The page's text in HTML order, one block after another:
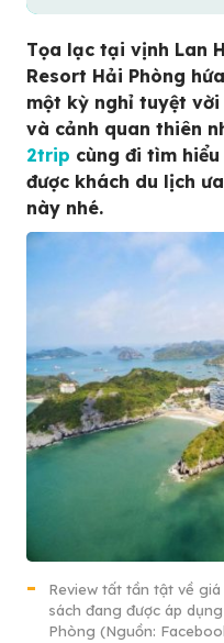
Tọa lạc tại vịnh Lan
Resort Hải Phòng
một kỳ nghỉ tuyệt
và cảnh quan thiên
2trip cùng đi tìm
được khách du lịch
này nhé.
Review tất tần tật về
sách đang được áp
Phòng (Nguồn: